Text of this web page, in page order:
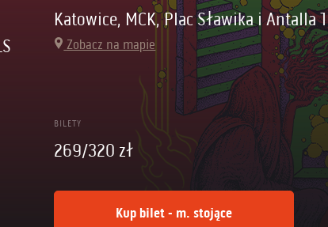
Katowice, MCK, Plac Sławika i Antalla 1
Zobacz na mapie
BILETY
269/320 zł
Kup bilet - m. stojące